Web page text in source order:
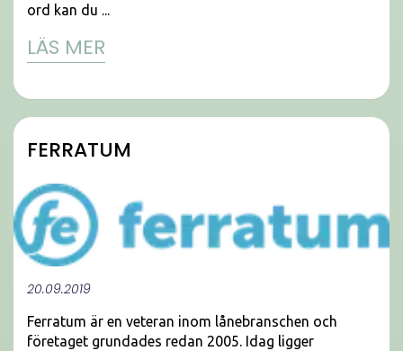
ord kan du ...
LÄS MER
FERRATUM
20.09.2019
Ferratum är en veteran inom lånebranschen och
företaget grundades redan 2005. Idag ligger